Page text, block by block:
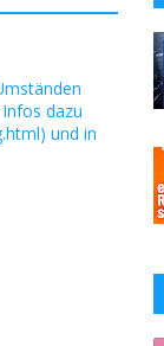
dazu
und in